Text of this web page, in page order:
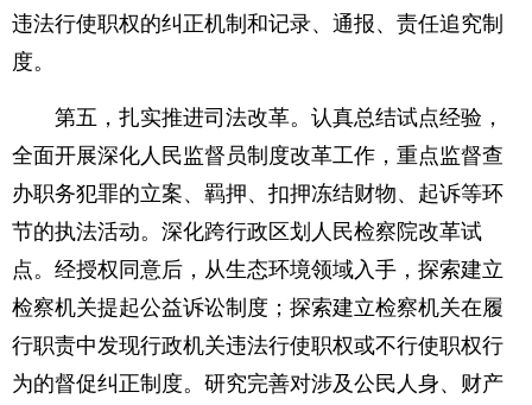
违法行使职权的纠正机制和记录、通报、责任追究制
度。
第五，扎实推进司法改革。认真总结试点经验，
全面开展深化人民监督员制度改革工作，重点监督查
办职务犯罪的立案、羁押、扣押冻结财物、起诉等环
节的执法活动。深化跨行政区划人民检察院改革试
点。经授权同意后，从生态环境领域入手，探索建立
检察机关提起公益诉讼制度；探索建立检察机关在履
行职责中发现行政机关违法行使职权或不行使职权行
为的督促纠正制度。研究完善对涉及公民人身、财产